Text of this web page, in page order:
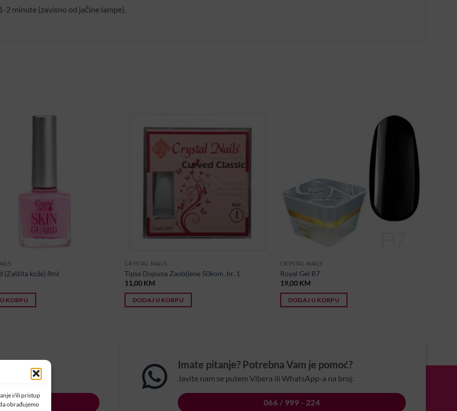
i/ili pristup
obrađujemo
2 minute (zavisno od jačine lampe).
(Zaštita kože) 8ml
KORPU
CRYSTAL NAILS
Tipse Dopuna Zaobljene 50kom. br. 1
11,00 KM
DODAJ U KORPU
CRYSTAL NAILS
Royal Gel R7
19,00 KM
DODAJ U KORPU
na email:
Imate pitanje? Potrebna Vam je pomoć?
Javite nam se putem Vibera ili WhatsApp-a na broj:
066 / 999 - 224